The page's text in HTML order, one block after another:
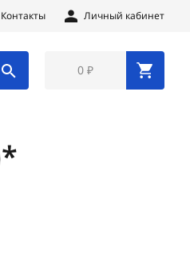
Контакты Личный кабинет
0 ₽